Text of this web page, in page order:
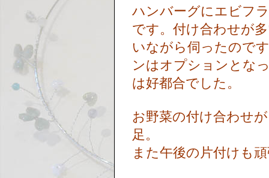
ハンバーグにエビフ
です。付け合わせが
いながら伺ったので
ンはオプションとな
は好都合でした。
お野菜の付け合わせ
足。
また午後の片付けも